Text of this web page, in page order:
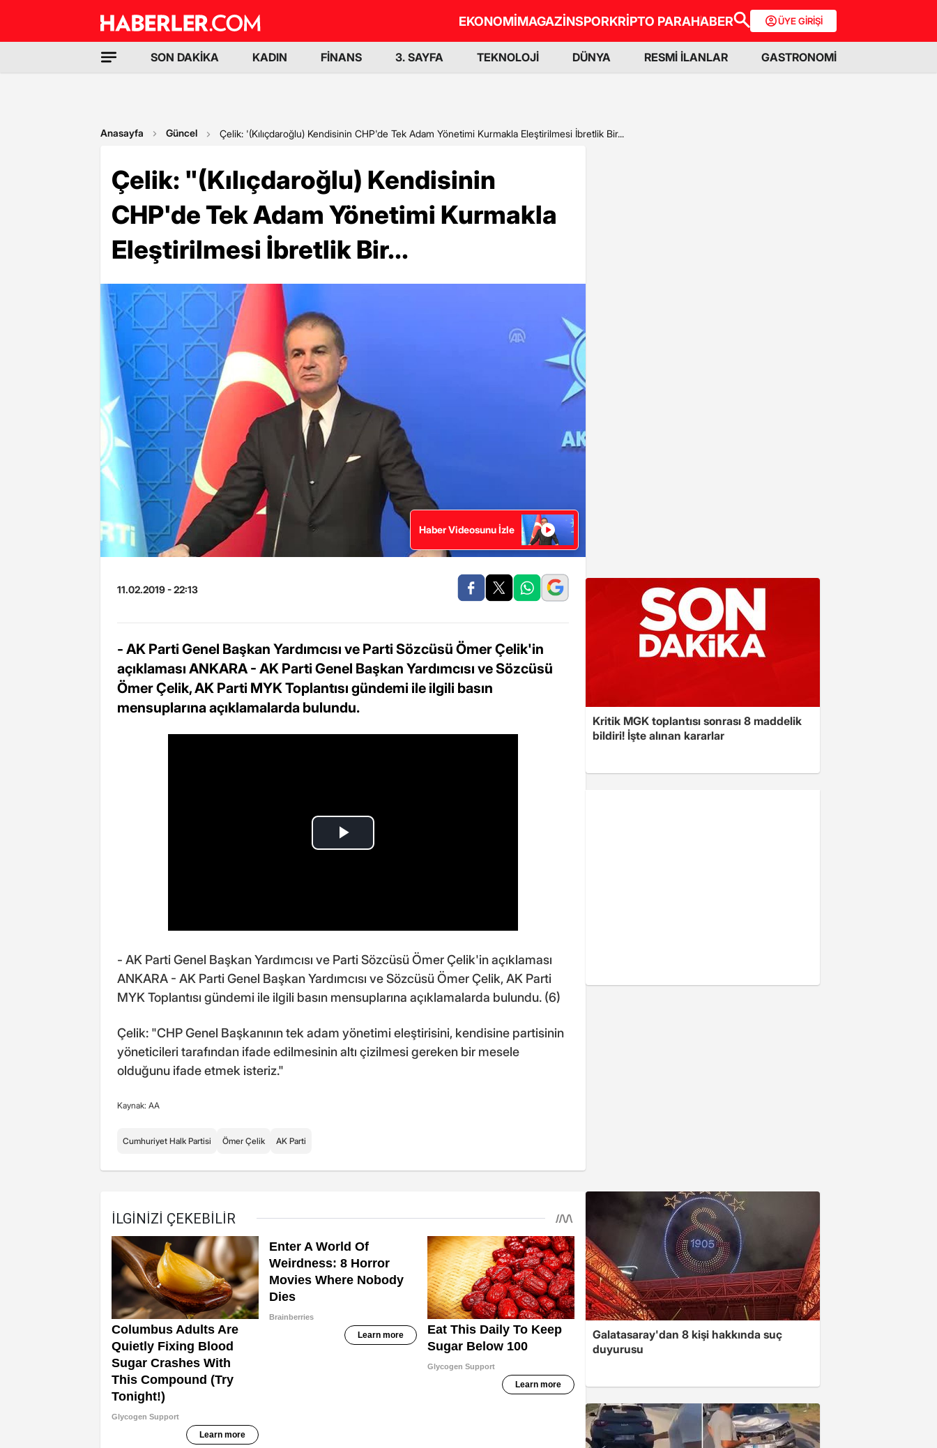
EKONOMİMAGAZİNSPORKRİPTO PARAHABER ÜYE GİRİŞİ
SON DAKİKA KADIN FİNANS 3. SAYFA TEKNOLOJİ DÜNYA RESMİ İLANLAR GASTRONOMİ
Anasayfa Güncel Çelik: '(Kılıçdaroğlu) Kendisinin CHP'de Tek Adam Yönetimi Kurmakla Eleştirilmesi İbretlik Bir...
Çelik: "(Kılıçdaroğlu) Kendisinin
CHP'de Tek Adam Yönetimi Kurmakla
Eleştirilmesi İbretlik Bir...
Haber Videosunu İzle
11.02.2019 - 22:13
- AK Parti Genel Başkan Yardımcısı ve Parti Sözcüsü Ömer Çelik'in
açıklaması ANKARA - AK Parti Genel Başkan Yardımcısı ve Sözcüsü
Ömer Çelik, AK Parti MYK Toplantısı gündemi ile ilgili basın
mensuplarına açıklamalarda bulundu.
- AK Parti Genel Başkan Yardımcısı ve Parti Sözcüsü Ömer Çelik'in açıklaması
ANKARA - AK Parti Genel Başkan Yardımcısı ve Sözcüsü Ömer Çelik, AK Parti
MYK Toplantısı gündemi ile ilgili basın mensuplarına açıklamalarda bulundu. (6)
Çelik: "CHP Genel Başkanının tek adam yönetimi eleştirisini, kendisine partisinin
yöneticileri tarafından ifade edilmesinin altı çizilmesi gereken bir mesele
olduğunu ifade etmek isteriz."
Kaynak: AA
Cumhuriyet Halk Partisi Ömer Çelik AK Parti
Kritik MGK toplantısı sonrası 8 maddelik
bildiri! İşte alınan kararlar
Galatasaray'dan 8 kişi hakkında suç
duyurusu